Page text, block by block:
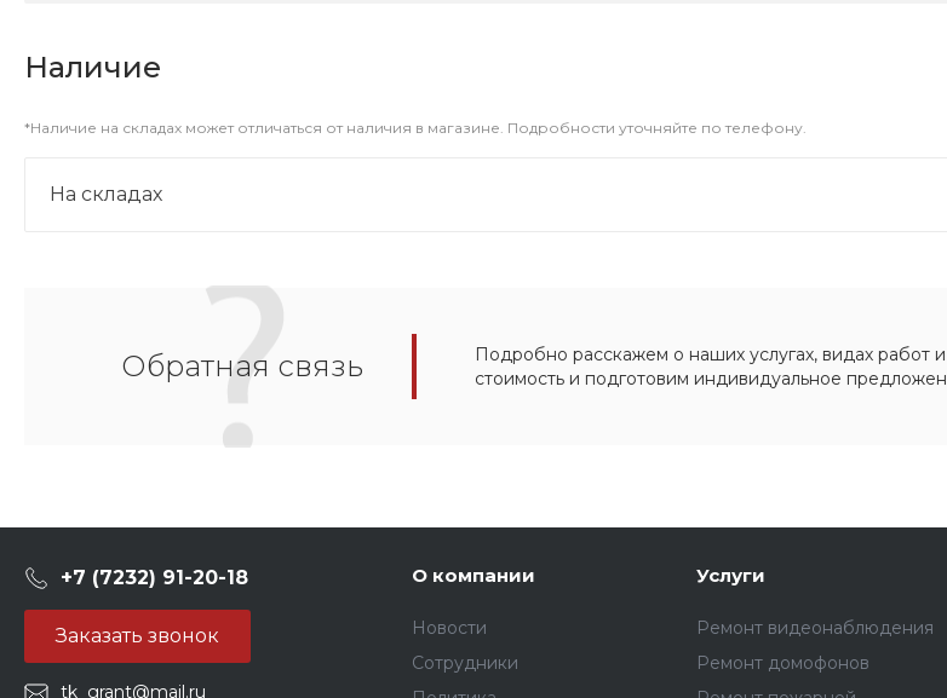
Наличие
*Наличие на складах может отличаться от наличия в магазине. Подробности уточняйте по телефону.
На складах
Обратная связь
Подробно расскажем о наших услугах, видах работ
стоимость и подготовим индивидуальное
+7 (7232) 91-20-18
Заказать звонок
tk_grant@mail.ru
О компании
Новости
Сотрудники
Услуги
Ремонт видеонаблюдения
Ремонт домофонов